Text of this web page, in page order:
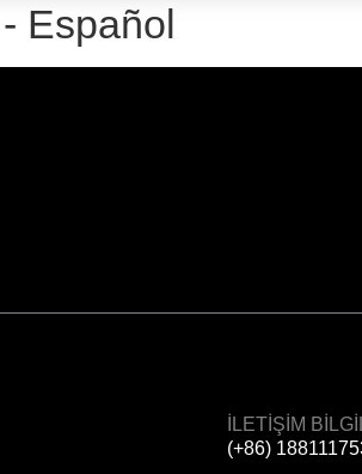
Español
İLETIŞIM
(+86)